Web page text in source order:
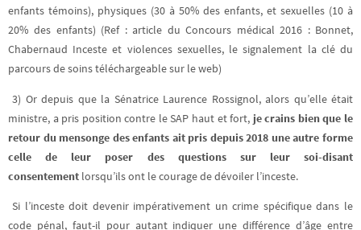
enfants témoins), physiques (30 à 50% des enfants, et sexuelles (10 à
20% des enfants) (Ref : article du Concours médical 2016 : Bonnet,
Chabernaud Inceste et violences sexuelles, le signalement la clé du
parcours de soins téléchargeable sur le web)
3) Or depuis que la Sénatrice Laurence Rossignol, alors qu’elle était
ministre, a pris position contre le SAP haut et fort, je crains bien que le
retour du mensonge des enfants ait pris depuis 2018 une autre forme
celle de leur poser des questions sur leur soi-disant
consentement lorsqu’ils ont le courage de dévoiler l’inceste.
Si l’inceste doit devenir impérativement un crime spécifique dans le
code pénal, faut-il pour autant indiquer une différence d’âge entre